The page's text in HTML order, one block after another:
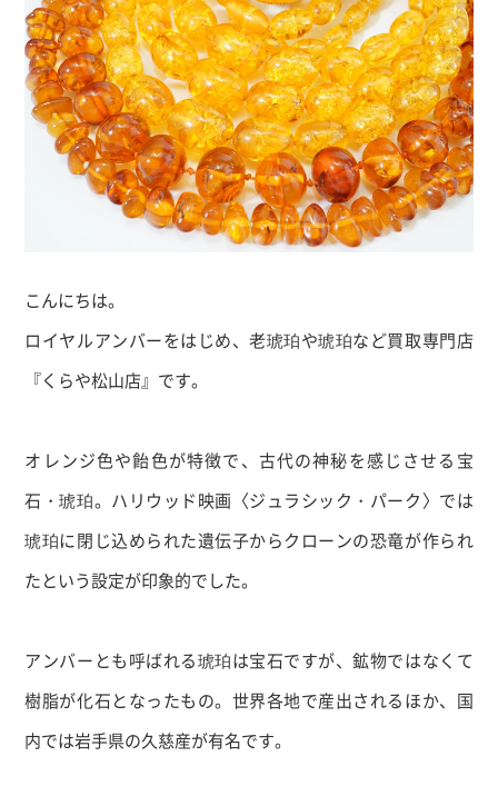
こんにちは。
ロイヤルアンバーをはじめ、老琥珀や琥珀など買取専門店
『くらや松山店』です。
オレンジ色や飴色が特徴で、古代の神秘を感じさせる宝
石・琥珀。ハリウッド映画〈ジュラシック・パーク〉では
琥珀に閉じ込められた遺伝子からクローンの恐竜が作られ
たという設定が印象的でした。
アンバーとも呼ばれる琥珀は宝石ですが、鉱物ではなくて
樹脂が化石となったもの。世界各地で産出されるほか、国
内では岩手県の久慈産が有名です。